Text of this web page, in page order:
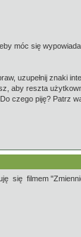
móc się
uzupełnij znaki
aby reszta
czego piję? Patrz
się filmem